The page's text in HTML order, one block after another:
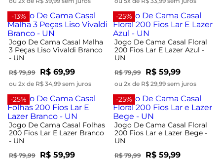
-13%
Jogo De Cama Casal Malha
3 Peças Liso Vivaldi Branco
- UN
R$ 79,99 R$ 69,99
ou 2x de R$ 34,99 sem juros
-25%
Jogo De Cama Casal Floral
200 Fios Lar E Lazer Azul -
UN
R$ 79,99 R$ 59,99
ou 2x de R$ 29,99 sem juros
-25%
Jogo De Cama Casal Folhas
200 Fios Lar E Lazer Branco
- UN
R$ 79,99 R$ 59,99
-25%
Jogo De Cama Casal Floral
200 Fios Lar e Lazer Bege -
UN
R$ 79,99 R$ 59,99